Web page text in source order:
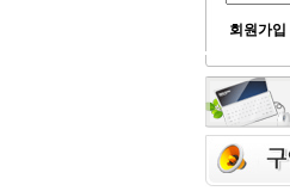
회원가입